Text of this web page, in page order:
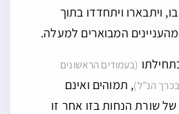
ויתבארו ויתחדדו בתוך
המבוארים למעלה.
(בעמודים הראשונים
הנ”ל), תמוהים ואינם
שורת הנחות בזו אחר זו